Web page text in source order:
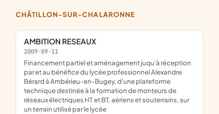
CHÂTILLON-SUR-CHALARONNE
AMBITION RESEAUX
2009-09-11
financement partiel et aménagement juqu'à réception
par et au bénéfice du lycée professionnel Alexandre
Bérard à Ambérieu-en-Bugey, d'une plateforme
technique destinée à la formation de monteurs de
réseaux électriques HT et BT, aériens et souterrains, sur
un terrain utilisé par le lycée